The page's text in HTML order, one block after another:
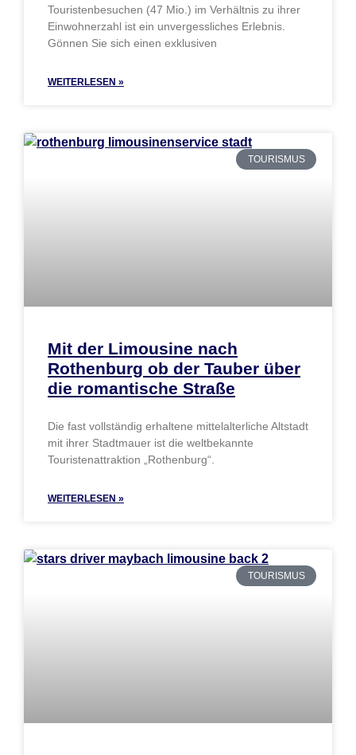
Touristenbesuchen (47 Mio.) im Verhältnis zu ihrer
Einwohnerzahl ist ein unvergessliches Erlebnis.
Gönnen Sie sich einen exklusiven
WEITERLESEN »
TOURISMUS
Mit der Limousine nach
Rothenburg ob der Tauber über
die romantische Straße​
Die fast vollständig erhaltene mittelalterliche Altstadt
mit ihrer Stadtmauer ist die weltbekannte
Touristenattraktion „Rothenburg“.
WEITERLESEN »
TOURISMUS